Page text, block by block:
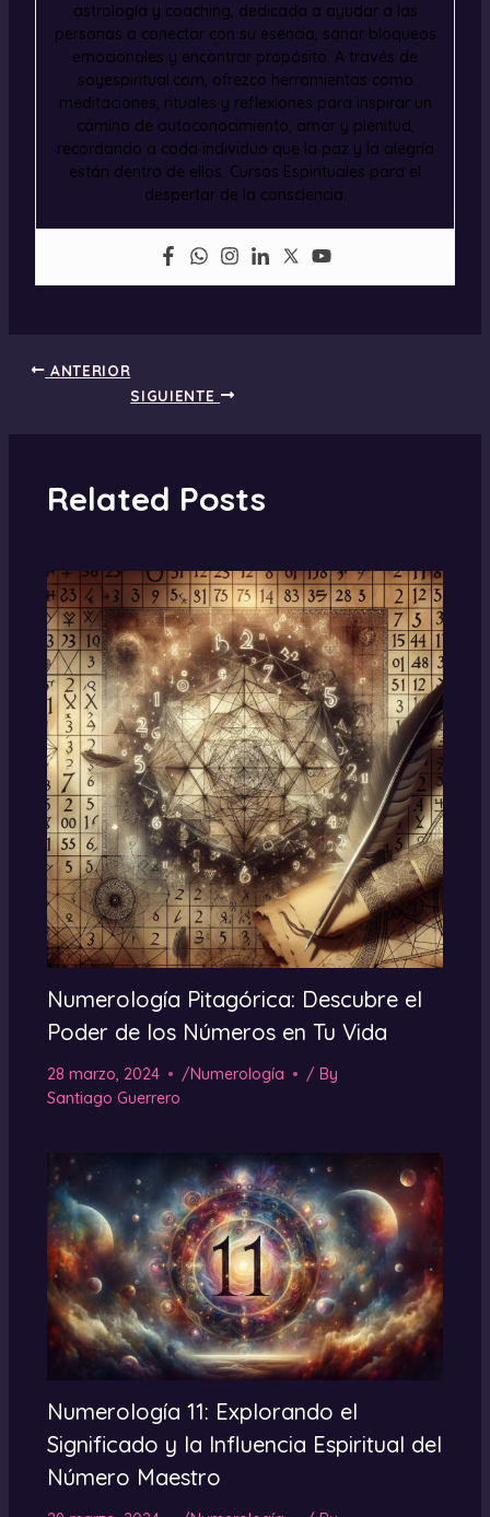
astrología y coaching, dedicada a ayudar a las
personas a conectar con su esencia, sanar bloqueos
emocionales y encontrar propósito. A través de
soyespiritual.com, ofrezco herramientas como
meditaciones, rituales y reflexiones para inspirar un
camino de autoconocimiento, amor y plenitud,
recordando a cada individuo que la paz y la alegría
están dentro de ellos. Cursos Espirituales para el
despertar de la consciencia.
ANTERIOR
SIGUIENTE
Related Posts
Numerología Pitagórica: Descubre el
Poder de los Números en Tu Vida
28 marzo, 2024 /Numerología
/ By
Santiago Guerrero
Numerología 11: Explorando el
Significado y la Influencia Espiritual del
Número Maestro